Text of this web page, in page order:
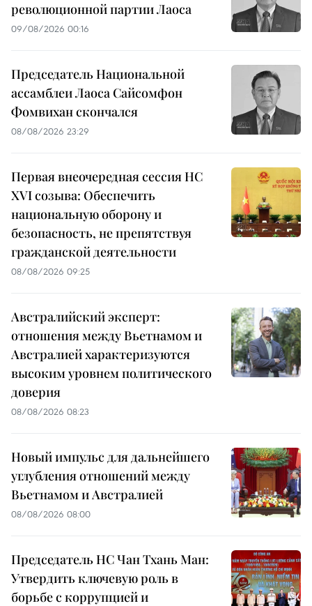
революционной партии Лаоса
09/08/2026 00:16
Председатель Национальной
ассамблеи Лаоса Сайсомфон
Фомвихан скончался
08/08/2026 23:29
Первая внеочередная сессия НС
XVI созыва: Обеспечить
национальную оборону и
безопасность, не препятствуя
гражданской деятельности
08/08/2026 09:25
Австралийский эксперт:
отношения между Вьетнамом и
Австралией характеризуются
высоким уровнем политического
доверия
08/08/2026 08:23
Новый импульс для дальнейшего
углубления отношений между
Вьетнамом и Австралией
08/08/2026 08:00
Председатель НС Чан Тхань Ман:
Утвердить ключевую роль в
борьбе с коррупцией и